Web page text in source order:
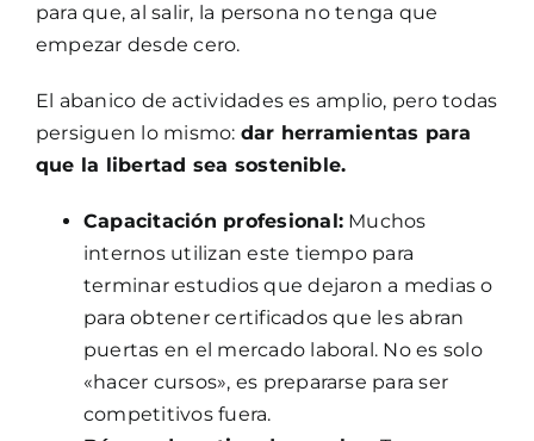
para que, al salir, la persona no tenga que
empezar desde cero.
El abanico de actividades es amplio, pero todas
persiguen lo mismo: dar herramientas para
que la libertad sea sostenible.
Capacitación profesional: Muchos
internos utilizan este tiempo para
terminar estudios que dejaron a medias o
para obtener certificados que les abran
puertas en el mercado laboral. No es solo
«hacer cursos», es prepararse para ser
competitivos fuera.